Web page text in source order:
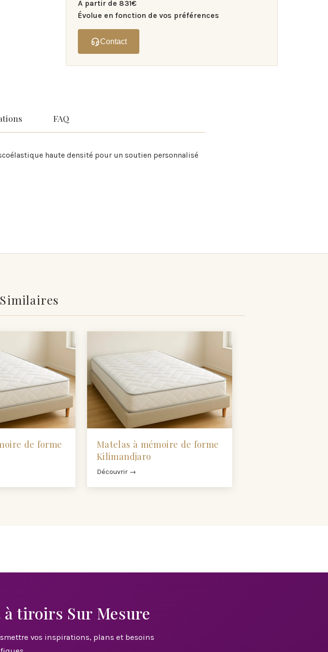
À partir de 831€
Évolue en fonction de vos préférences
Contact
FAQ
haute densité pour un soutien personnalisé
de forme
Matelas à mémoire de forme
Kilimandjaro
Découvrir →
tiroirs Sur Mesure
vos inspirations, plans et besoins